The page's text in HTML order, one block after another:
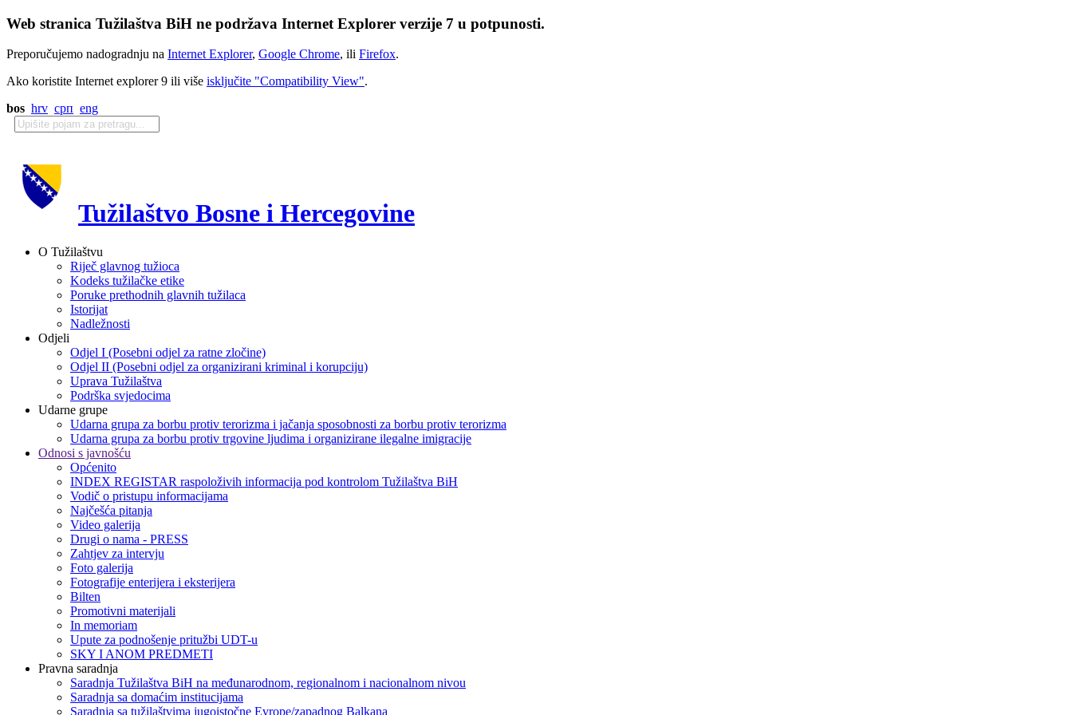
Web stranica Tužilaštva BiH ne podržava Internet Explorer verzije 7 u potpunosti.
Preporučujemo nadogradnju na Internet Explorer, Google Chrome, ili Firefox.
Ako koristite Internet explorer 9 ili više isključite "Compatibility View".
bos hrv срп eng
Tužilaštvo Bosne i Hercegovine
O Tužilaštvu
Riječ glavnog tužioca
Kodeks tužilačke etike
Poruke prethodnih glavnih tužilaca
Istorijat
Nadležnosti
Odjeli
Odjel I (Posebni odjel za ratne zločine)
Odjel II (Posebni odjel za organizirani kriminal i korupciju)
Uprava Tužilaštva
Podrška svjedocima
Udarne grupe
Udarna grupa za borbu protiv terorizma i jačanja sposobnosti za borbu protiv terorizma
Udarna grupa za borbu protiv trgovine ljudima i organizirane ilegalne imigracije
Odnosi s javnošću
Općenito
INDEX REGISTAR raspoloživih informacija pod kontrolom Tužilaštva BiH
Vodič o pristupu informacijama
Najčešća pitanja
Video galerija
Drugi o nama - PRESS
Zahtjev za intervju
Foto galerija
Fotografije enterijera i eksterijera
Bilten
Promotivni materijali
In memoriam
Upute za podnošenje pritužbi UDT-u
SKY I ANOM PREDMETI
Pravna saradnja
Saradnja Tužilaštva BiH na međunarodnom, regionalnom i nacionalnom nivou
Saradnja sa domaćim institucijama
Saradnja sa tužilaštvima jugoistočne Evrope/zapadnog Balkana